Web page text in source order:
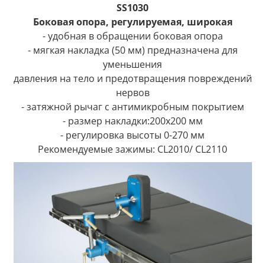
SS1030
Боковая опора, регулируемая, широкая
- удобная в обращении боковая опора
- мягкая накладка (50 мм) предназначена для
уменьшения
давления на тело и предотвращения повреждений
нервов
- затяжной рычаг с антимикробным покрытием
- размер накладки:200x200 мм
- регулировка высоты 0-270 мм
Рекомендуемые зажимы: CL2010/ CL2110